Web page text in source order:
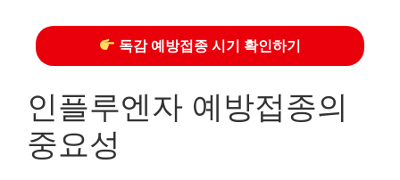
독감 예방접종 시기 확인하기
인플루엔자 예방접종의
중요성